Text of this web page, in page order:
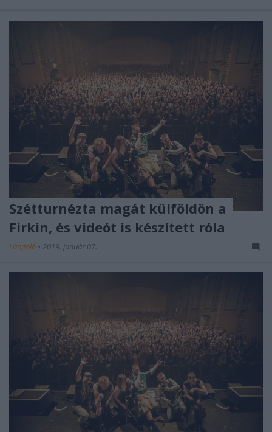
Szétturnézta magát külföldön a
Firkin, és videót is készített róla
Lángoló • 2019. január 07.